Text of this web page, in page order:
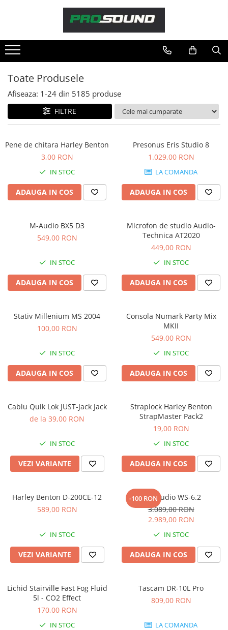
Sonorizare / PA
Procesoare si efecte
Shockmount
Stabilizatoare de tensiune UPS si
Power Conditioner
Microfoane
Accesorii de microfoane
Capsule de microfon
Case-uri de microfoane
Microfoane de broadcast
Microfoane de masurare si
calibrare
Microfoane de Suprafata
Microfoane de voce si live
Microfoane lavaliera si headset
Android
Microfoane pt Camere Video
conferinta
Microfoane Ribbon
Microfoane stereo
Microfoane wireless si sisteme
Stative de microfon
Accesorii de microfoane
Accesorii de rack
Accesorii echipamente de studio
Controllere MIDI - USB DAW
Controllere monitoare de studio
Interfete audio
Interfete MIDI si Cabluri Midi-USB
Microfoane de studio
Pop filtre
Preamplificatoare
Toate Produsele
Afiseaza: 1-24 din 5185 produse
FILTRE
Pene de chitara Harley Benton
3,00 RON
IN STOC
ADAUGA IN COS
Presonus Eris Studio 8
1.029,00 RON
LA COMANDA
ADAUGA IN COS
M-Audio BX5 D3
549,00 RON
IN STOC
ADAUGA IN COS
Microfon de studio Audio-
Technica AT2020
449,00 RON
IN STOC
ADAUGA IN COS
Stativ Millenium MS 2004
100,00 RON
IN STOC
ADAUGA IN COS
Consola Numark Party Mix
MKII
549,00 RON
IN STOC
ADAUGA IN COS
Cablu Quik Lok JUST-Jack Jack
de la 39,00 RON
IN STOC
VEZI VARIANTE
Straplock Harley Benton
StrapMaster Pack2
19,00 RON
IN STOC
ADAUGA IN COS
Harley Benton D-200CE-12
589,00 RON
IN STOC
VEZI VARIANTE
-100 RON
Kali Audio WS-6.2
3.089,00 RON
2.989,00 RON
IN STOC
ADAUGA IN COS
Lichid Stairville Fast Fog Fluid
5l - CO2 Effect
170,00 RON
IN STOC
Tascam DR-10L Pro
809,00 RON
LA COMANDA